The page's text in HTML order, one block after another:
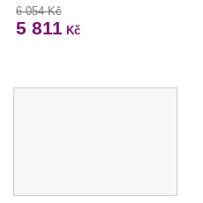
6 054 Kč
5 811 Kč